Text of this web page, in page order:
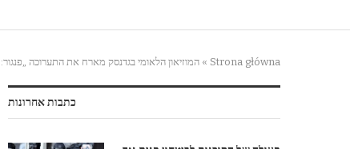
Strona główna
» המוזיאון הלאומי בגדנסק מארח את התערוכה „פנגור:
כתבות אחרונות